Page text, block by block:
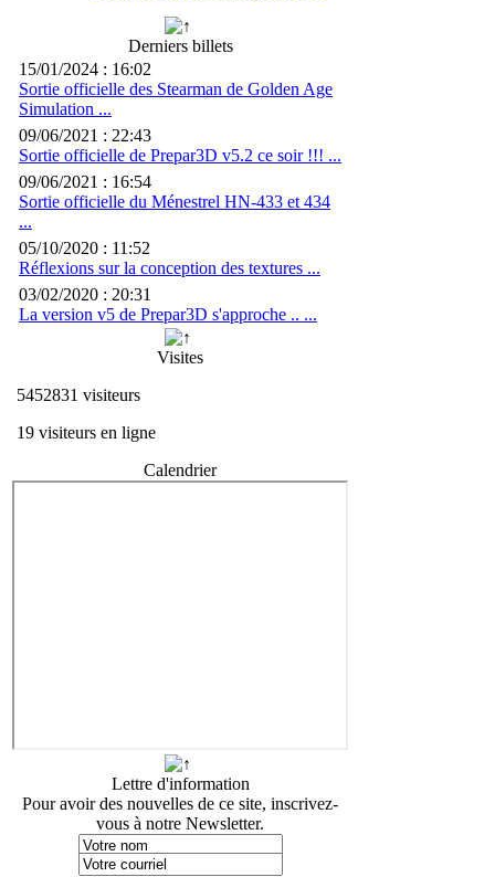
Derniers billets
15/01/2024 : 16:02
Sortie officielle des Stearman de Golden Age
Simulation ...
09/06/2021 : 22:43
Sortie officielle de Prepar3D v5.2 ce soir !!! ...
09/06/2021 : 16:54
Sortie officielle du Ménestrel HN-433 et 434
...
05/10/2020 : 11:52
Réflexions sur la conception des textures ...
03/02/2020 : 20:31
La version v5 de Prepar3D s'approche .. ...
Visites
5452831 visiteurs
19 visiteurs en ligne
Calendrier
Lettre d'information
Pour avoir des nouvelles de ce site, inscrivez-
vous à notre Newsletter.